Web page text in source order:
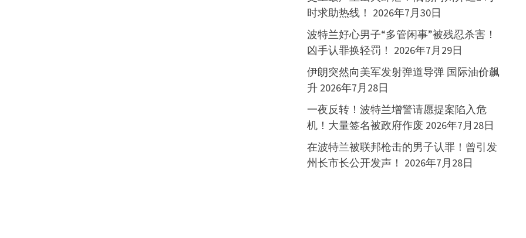
时求助热线！ 2026年7月30日
波特兰好心男子“多管闲事”被残忍杀害！
凶手认罪换轻罚！ 2026年7月29日
伊朗突然向美军发射弹道导弹 国际油价飙
升 2026年7月28日
一夜反转！波特兰增警请愿提案陷入危
机！大量签名被政府作废 2026年7月28日
在波特兰被联邦枪击的男子认罪！曾引发
州长市长公开发声！ 2026年7月28日